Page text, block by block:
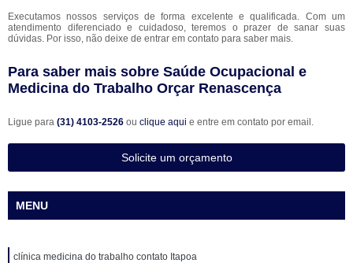
Executamos nossos serviços de forma excelente e qualificada. Com um
atendimento diferenciado e cuidadoso, teremos o prazer de sanar suas
dúvidas. Por isso, não deixe de entrar em contato para saber mais.
Para saber mais sobre Saúde Ocupacional e
Medicina do Trabalho Orçar Renascença
Ligue para (31) 4103-2526 ou clique aqui e entre em contato por email.
Solicite um orçamento
MENU
clínica medicina do trabalho contato Itapoa